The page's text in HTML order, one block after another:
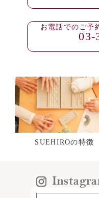
お電話でのご予
03-
SUEHIROの特徴